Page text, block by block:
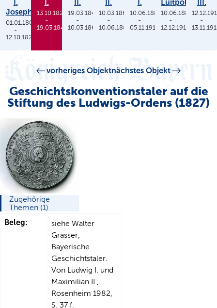
I.
Joseph
01.01.1806
-
12.10.1825
I.
13.10.1825
-
19.03.1848
II.
19.03.1848
-
10.03.1864
II.
10.03.1864
-
10.06.1886
I.
10.06.1886
-
05.11.1913
Luitpold
10.06.1886
-
12.12.1912
III.
-
vorheriges Objektnächstes Objekt
Geschichtskonventionstaler auf die
Stiftung des Ludwigs-Ordens (1827)
Zugehörige
Themen (1)
Beleg:
siehe Walter
Grasser,
Bayerische
Geschichtstaler.
Von Ludwig I. und
Maximilian II.,
Rosenheim 1982,
S. 37 f.